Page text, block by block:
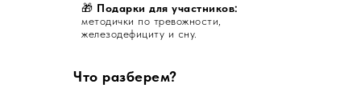
Что разберем?
🎁 Подарки для участников:
методички по тревожности,
железодефициту и сну.